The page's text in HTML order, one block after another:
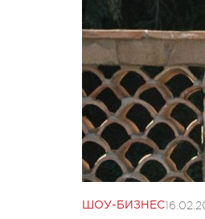
ШОУ-БИЗНЕС